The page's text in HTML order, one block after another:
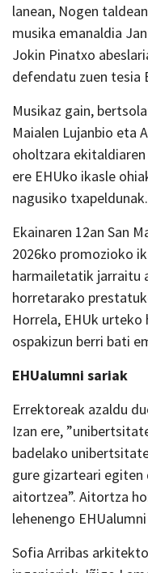
lanean, Nogen
musika emanaldia
Jokin Pinatxo
defendatu zuen tesia
Musikaz gain,
Maialen Lujanbio eta
oholtzara ekitaldiaren
ere EHUko ikasle
nagusiko txapeldunak.
Ekainaren 12an San
2026ko promozioko
harmailetatik jarraitu
horretarako
Horrela, EHUk
ospakizun berri bati
EHUalumni sariak
Errektoreak azaldu
Izan ere,
badelako
gure gizarteari egiten
aitortzea”. Aitortza
lehenengo
Sofia Arribas